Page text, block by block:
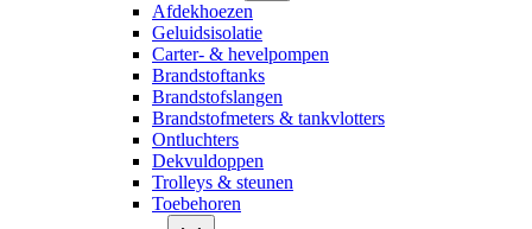
Afdekhoezen
Geluidsisolatie
Carter- & hevelpompen
Brandstoftanks
Brandstofslangen
Brandstofmeters & tankvlotters
Ontluchters
Dekvuldoppen
Trolleys & steunen
Toebehoren